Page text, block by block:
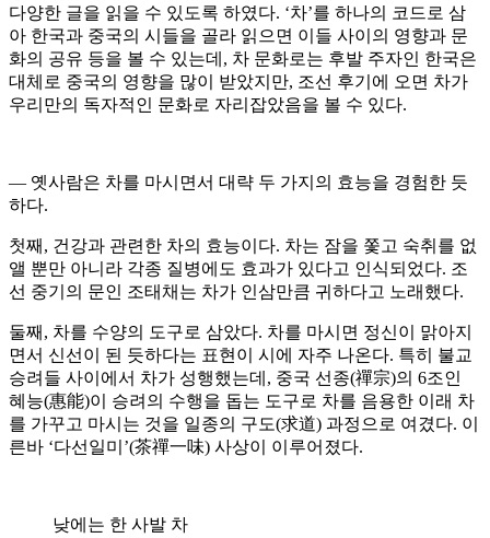
다양한 글을 읽을 수 있도록 하였다. ‘차’를 하나의 코드로 삼
아 한국과 중국의 시들을 골라 읽으면 이들 사이의 영향과 문
화의 공유 등을 볼 수 있는데, 차 문화로는 후발 주자인 한국은
대체로 중국의 영향을 많이 받았지만, 조선 후기에 오면 차가
우리만의 독자적인 문화로 자리잡았음을 볼 수 있다.
― 옛사람은 차를 마시면서 대략 두 가지의 효능을 경험한 듯
하다.
첫째, 건강과 관련한 차의 효능이다. 차는 잠을 쫓고 숙취를 없
앨 뿐만 아니라 각종 질병에도 효과가 있다고 인식되었다. 조
선 중기의 문인 조태채는 차가 인삼만큼 귀하다고 노래했다.
둘째, 차를 수양의 도구로 삼았다. 차를 마시면 정신이 맑아지
면서 신선이 된 듯하다는 표현이 시에 자주 나온다. 특히 불교
승려들 사이에서 차가 성행했는데, 중국 선종(禪宗)의 6조인
혜능(惠能)이 승려의 수행을 돕는 도구로 차를 음용한 이래 차
를 가꾸고 마시는 것을 일종의 구도(求道) 과정으로 여겼다. 이
른바 ‘다선일미’(茶禪一味) 사상이 이루어졌다.
낮에는 한 사발 차